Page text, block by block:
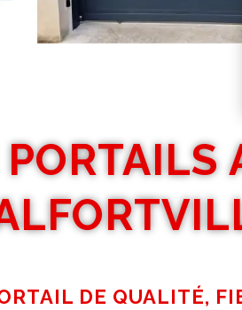
DE QUALITÉ,